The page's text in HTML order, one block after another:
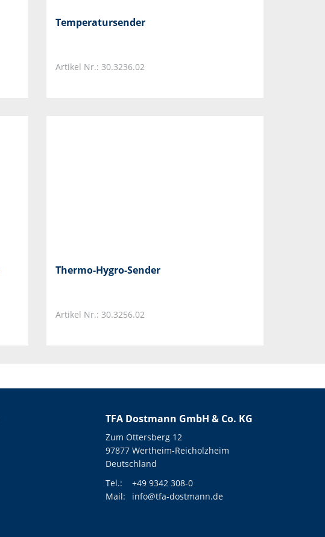
Temperatursender
Artikel Nr.: 30.3236.02
Thermo-Hygro-Sender
Artikel Nr.: 30.3256.02
TFA Dostmann GmbH & Co. KG
Zum Ottersberg 12
97877 Wertheim-Reicholzheim
Deutschland
Tel.:
+49 9342 308-0
Mail:
info@tfa-dostmann.de